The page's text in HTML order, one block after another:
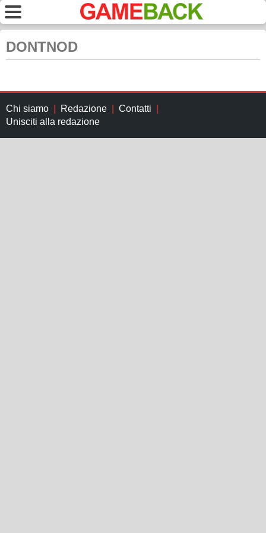
DONTNOD
Chi siamo Redazione
Contatti
Unisciti alla redazione